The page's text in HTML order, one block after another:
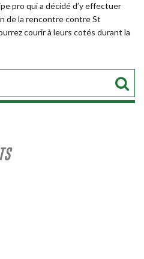
pro qui a décidé d’y effectuer
de la rencontre contre St
courir à leurs cotés durant la